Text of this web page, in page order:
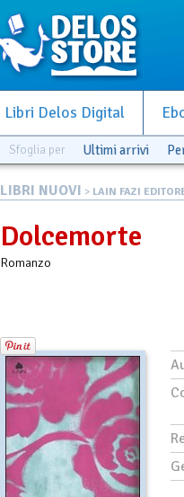
Libri Delos Digital
Sfoglia per Ultimi arrivi
LIBRI NUOVI > LAIN FAZI
Dolcemorte
Romanzo